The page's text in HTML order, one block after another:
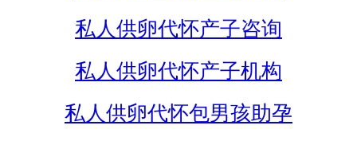
私人供卵代怀产子咨询
私人供卵代怀产子机构
私人供卵代怀包男孩助孕